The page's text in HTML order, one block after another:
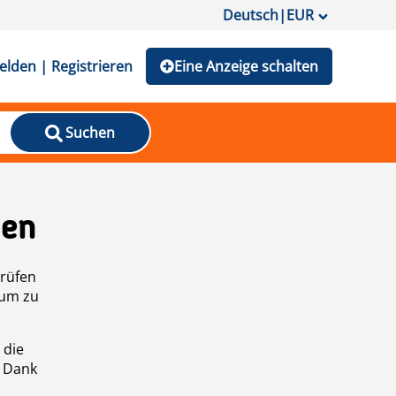
Deutsch|EUR
| Registrieren Eine Anzeige schalten
Suchen
zu
die